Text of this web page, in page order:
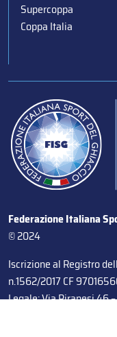
Supercoppa
Coppa Italia
Federazione Italiana
© 2024
Iscrizione al Registro
n.1562/2017 CF
Legale: Via Piranesi 46